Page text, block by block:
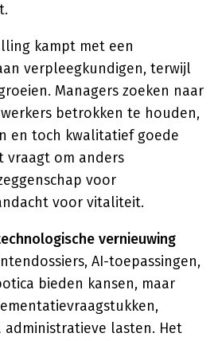
kampt met een
verpleegkundigen, terwijl
Managers zoeken naar
betrokken te houden,
en toch kwalitatief goede
vraagt om anders
voor
voor vitaliteit.
vernieuwing
AI-toepassingen,
bieden kansen, maar
lasten. Het